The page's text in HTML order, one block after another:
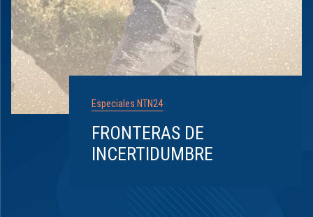
Especiales NTN24
FRONTERAS DE
INCERTIDUMBRE